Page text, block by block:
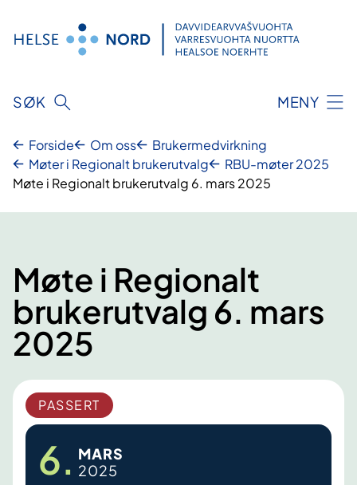
innhold
SØK MENY
Forside Om oss
Brukermedvirkning
Møter i Regionalt brukerutvalg
RBU-møter 2025
Møte i Regionalt brukerutvalg 6. mars 2025
Møte i Regionalt
brukerutvalg 6. mars
2025
PASSERT
6. MARS
2025